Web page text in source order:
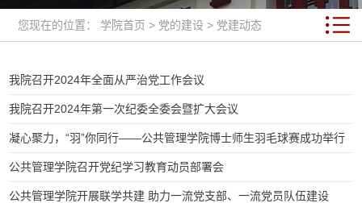
您现在的位置： 学院首页 > 党的建设 > 党建动态
我院召开2024年全面从严治党工作会议
我院召开2024年第一次纪委全委会暨扩大会议
凝心聚力，“羽”你同行——公共管理学院博士师生羽毛球赛成功举行
公共管理学院召开党纪学习教育动员部署会
公共管理学院开展联学共建 助力一流党支部、一流党员队伍建设